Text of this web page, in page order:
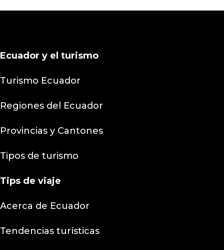
Ecuador y el turismo
Turismo Ecuador
Regiones del Ecuador
Provincias y Cantones
Tipos de turismo
Tips de viaje
Acerca de Ecuador
Tendencias turísticas